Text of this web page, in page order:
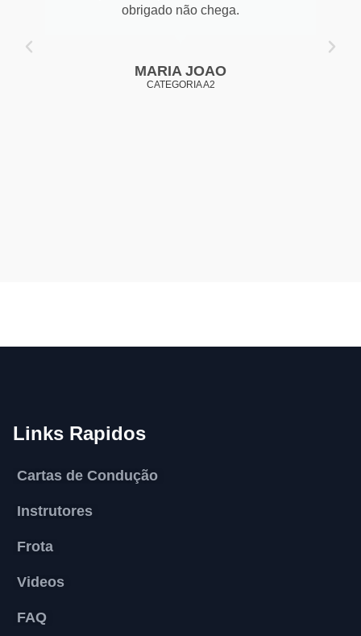
obrigado não chega.
MARIA JOAO
CATEGORIA A2
Links Rapidos
Cartas de Condução
Instrutores
Frota
Videos
FAQ